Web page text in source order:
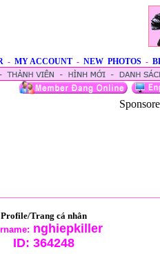
- MY ACCOUNT - NEW PHOTOS -
Profile/Trang cá nhân
nghiepkiller
ID: 364248